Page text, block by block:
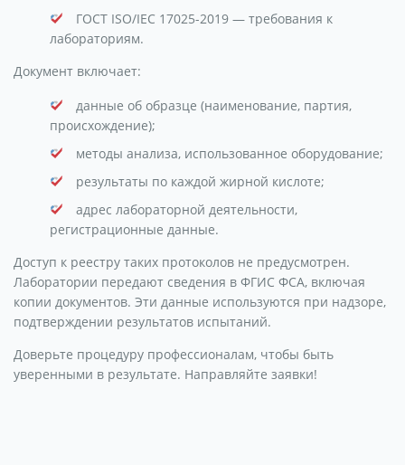
ГОСТ ISO/IEC 17025-2019 — требования к
лабораториям.
Документ включает:
данные об образце (наименование, партия,
происхождение);
методы анализа, использованное оборудование;
результаты по каждой жирной кислоте;
адрес лабораторной деятельности,
регистрационные данные.
Доступ к реестру таких протоколов не предусмотрен.
Лаборатории передают сведения в ФГИС ФСА, включая
копии документов. Эти данные используются при надзоре,
подтверждении результатов испытаний.
Доверьте процедуру профессионалам, чтобы быть
уверенными в результате. Направляйте заявки!